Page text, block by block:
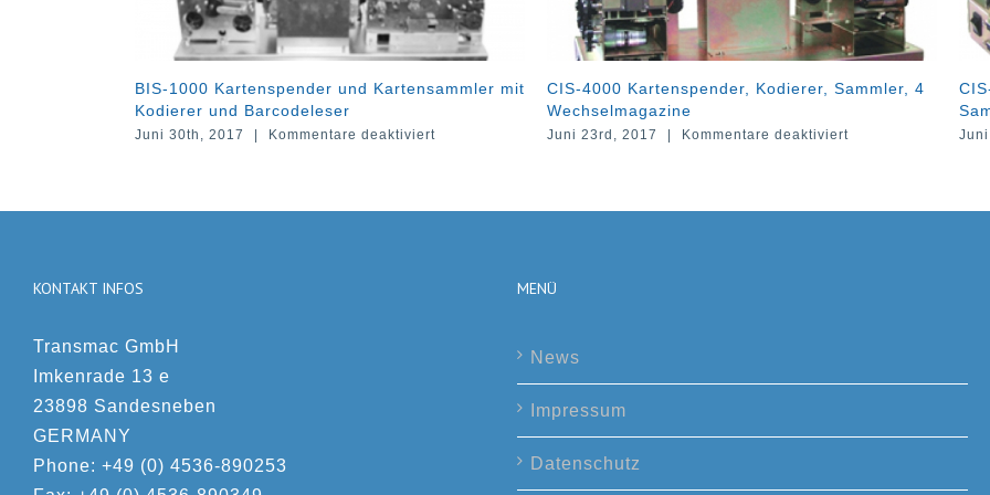
und Kartensammler mit
Kommentare deaktiviertfür
und
CIS-4000 Kartenspender, Kodierer, Sammler, 4
Wechselmagazine
Juni 23rd, 2017 Kommentare deaktiviertfür
Kodierer,
CIS-1000 Kartenspender mit
Juni 22nd, 2017 Kommentare
KONTAKT INFOS
Transmac GmbH
Imkenrade 13 e
23898 Sandesneben
GERMANY
Phone: +49 (0) 4536-890253
MENÜ
News
Impressum
Datenschutz